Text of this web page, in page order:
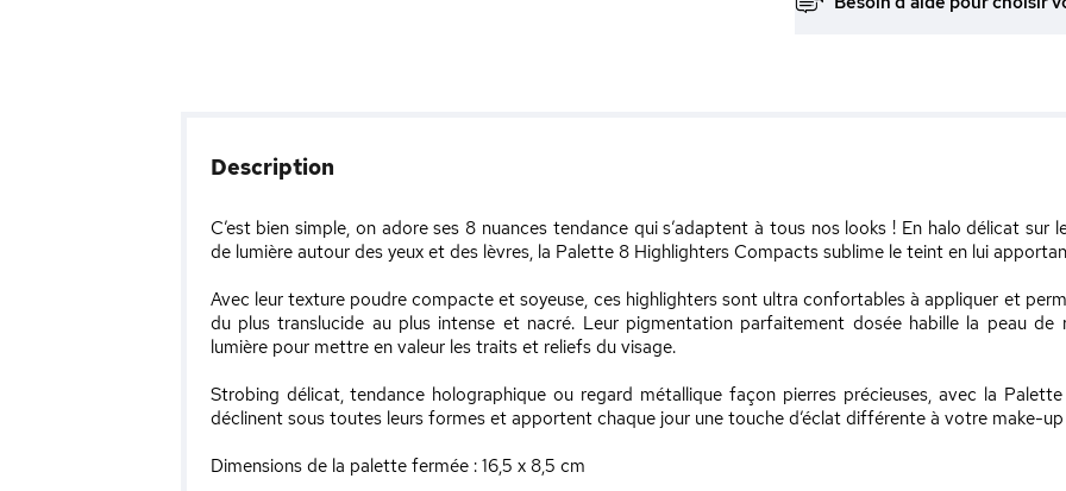
Description
C’est bien simple, on adore ses 8 nuances tendance qui s’adaptent à tous nos looks ! En halo délicat
de lumière autour des yeux et des lèvres, la Palette 8 Highlighters Compacts sublime le teint en lui
Avec leur texture poudre compacte et soyeuse, ces highlighters sont ultra confortables à appliquer et
du plus translucide au plus intense et nacré. Leur pigmentation parfaitement dosée habille la peau
lumière pour mettre en valeur les traits et reliefs du visage.
Strobing délicat, tendance holographique ou regard métallique façon pierres précieuses, avec la
déclinent sous toutes leurs formes et apportent chaque jour une touche d’éclat différente à votre make-up
Dimensions de la palette fermée : 16,5 x 8,5 cm